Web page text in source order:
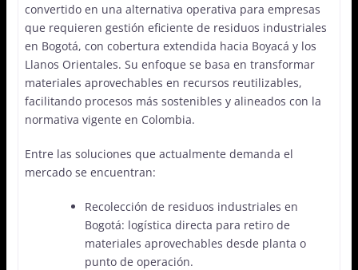
convertido en una alternativa operativa para empresas
que requieren gestión eficiente de residuos industriales
en Bogotá, con cobertura extendida hacia Boyacá y los
Llanos Orientales. Su enfoque se basa en transformar
materiales aprovechables en recursos reutilizables,
facilitando procesos más sostenibles y alineados con la
normativa vigente en Colombia.
Entre las soluciones que actualmente demanda el
mercado se encuentran:
Recolección de residuos industriales en
Bogotá: logística directa para retiro de
materiales aprovechables desde planta o
punto de operación.